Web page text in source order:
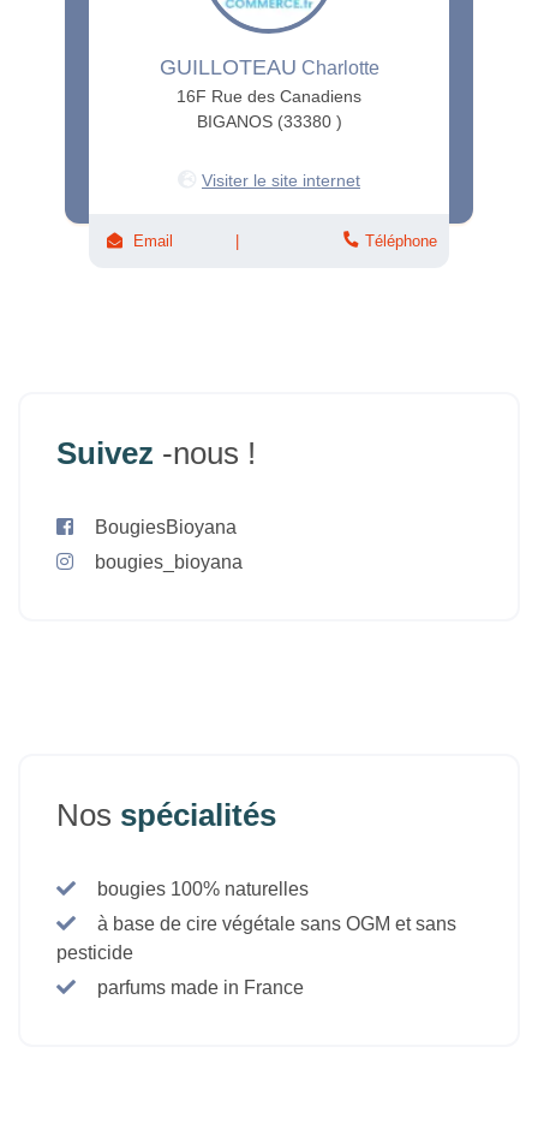
GUILLOTEAU Charlotte
16F Rue des Canadiens
BIGANOS (33380 )
Visiter le site internet
Email Téléphone
Suivez -nous !
BougiesBioyana
bougies_bioyana
Nos spécialités
bougies 100% naturelles
à base de cire végétale sans OGM et sans
pesticide
parfums made in France